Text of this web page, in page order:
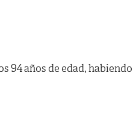
94 años de edad, habiendo